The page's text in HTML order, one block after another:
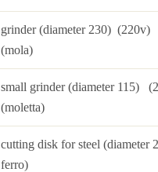
grinder
(mola)
small grinder
(moletta)
cutting disk for steel
ferro)